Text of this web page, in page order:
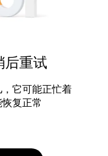
后重试
它可能正忙着
复正常